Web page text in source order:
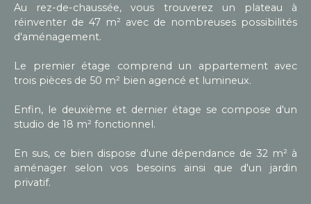
Au rez-de-chaussée, vous trouverez un plateau à
réinventer de 47 m² avec de nombreuses possibilités
d'aménagement.
Le premier étage comprend un appartement avec
trois pièces de 50 m² bien agencé et lumineux.
Enfin, le deuxième et dernier étage se compose d'un
studio de 18 m² fonctionnel.
En sus, ce bien dispose d'une dépendance de 32 m² à
aménager selon vos besoins ainsi que d'un jardin
privatif.